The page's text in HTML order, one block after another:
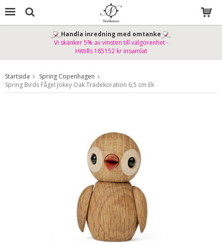
Produkten har blivit tillagd i varukorgen
Handla inredning med omtanke
Vi skänker 5% av vinsten till välgörenhet -
Hittills 185152 kr insamlat
Startsida
Spring Copenhagen
Spring Birds Fågel Jokey Oak Trädekoration 6,5 cm Ek